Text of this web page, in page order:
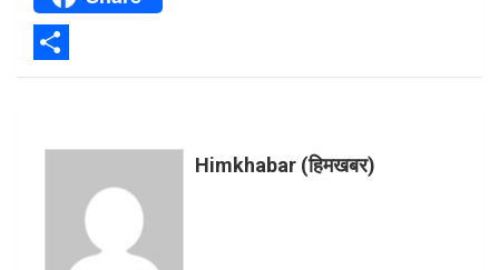
o
o
t
t
a
t
i
n
S
Himkhabar (हिमखबर)